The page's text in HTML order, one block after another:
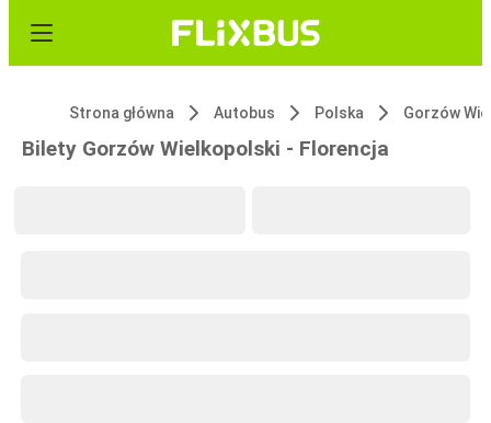
Strona główna Autobus Polska Gorzów
Bilety Gorzów Wielkopolski - Florencja